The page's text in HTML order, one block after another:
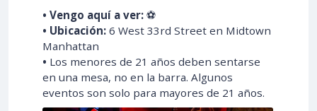
• Vengo aquí a ver: ⚽
• Ubicación: 6 West 33rd Street en Midtown
Manhattan
• Los menores de 21 años deben sentarse
en una mesa, no en la barra. Algunos
eventos son solo para mayores de 21 años.